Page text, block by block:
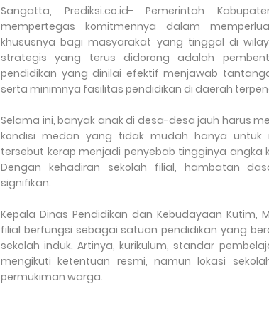
Sangatta, Prediksi.co.id- Pemerintah
mempertegas komitmennya dalam
khususnya bagi masyarakat yang tinggal di
strategis yang terus didorong adalah
pendidikan yang dinilai efektif menjawab
serta minimnya fasilitas pendidikan di daerah
Selama ini, banyak anak di desa-desa jauh harus
kondisi medan yang tidak mudah hanya untuk
tersebut kerap menjadi penyebab tingginya angka
Dengan kehadiran sekolah filial, hambatan
signifikan.
Kepala Dinas Pendidikan dan Kebudayaan Kutim,
filial berfungsi sebagai satuan pendidikan yang
sekolah induk. Artinya, kurikulum, standar
mengikuti ketentuan resmi, namun lokasi
permukiman warga.